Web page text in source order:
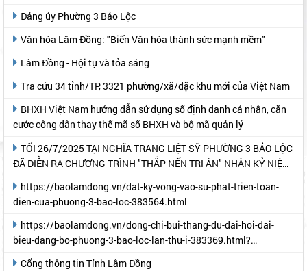
Đảng ủy Phường 3 Bảo Lộc
Văn hóa Lâm Đồng: "Biến Văn hóa thành sức mạnh mềm"
Lâm Đồng - Hội tụ và tỏa sáng
Tra cứu 34 tỉnh/TP, 3321 phường/xã/đặc khu mới của Việt Nam
cước công dân thay thế mã số BHXH và bộ mã quản lý
ĐÃ DIỄN RA CHƯƠNG TRÌNH "THẮP NẾN TRI ÂN" NHÂN KỶ NIỆM
dien-cua-phuong-3-bao-loc-383564.html
bieu-dang-bo-phuong-3-bao-loc-lan-thu-i-383369.html?
Cổng thông tin Tỉnh Lâm Đồng